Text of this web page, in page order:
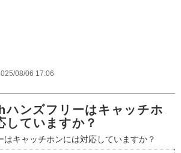
08/06 17:06
ンズフリーはキャッチホ
していますか？
はキャッチホンには対応していますか？